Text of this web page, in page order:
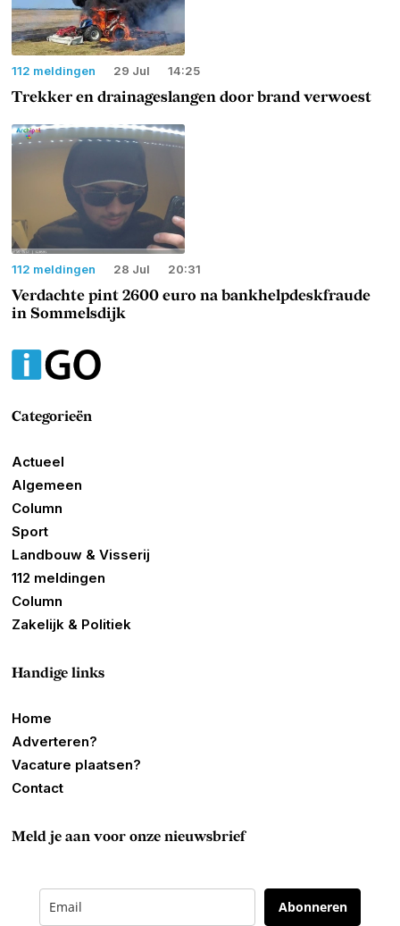
112 meldingen 29 Jul 14:25
Trekker en drainageslangen door brand verwoest
112 meldingen 28 Jul 20:31
Verdachte pint 2600 euro na bankhelpdeskfraude
in Sommelsdijk
Categorieën
Actueel
Algemeen
Column
Sport
Landbouw & Visserij
112 meldingen
Column
Zakelijk & Politiek
Handige links
Home
Adverteren?
Vacature plaatsen?
Contact
Meld je aan voor onze nieuwsbrief
Abonneren